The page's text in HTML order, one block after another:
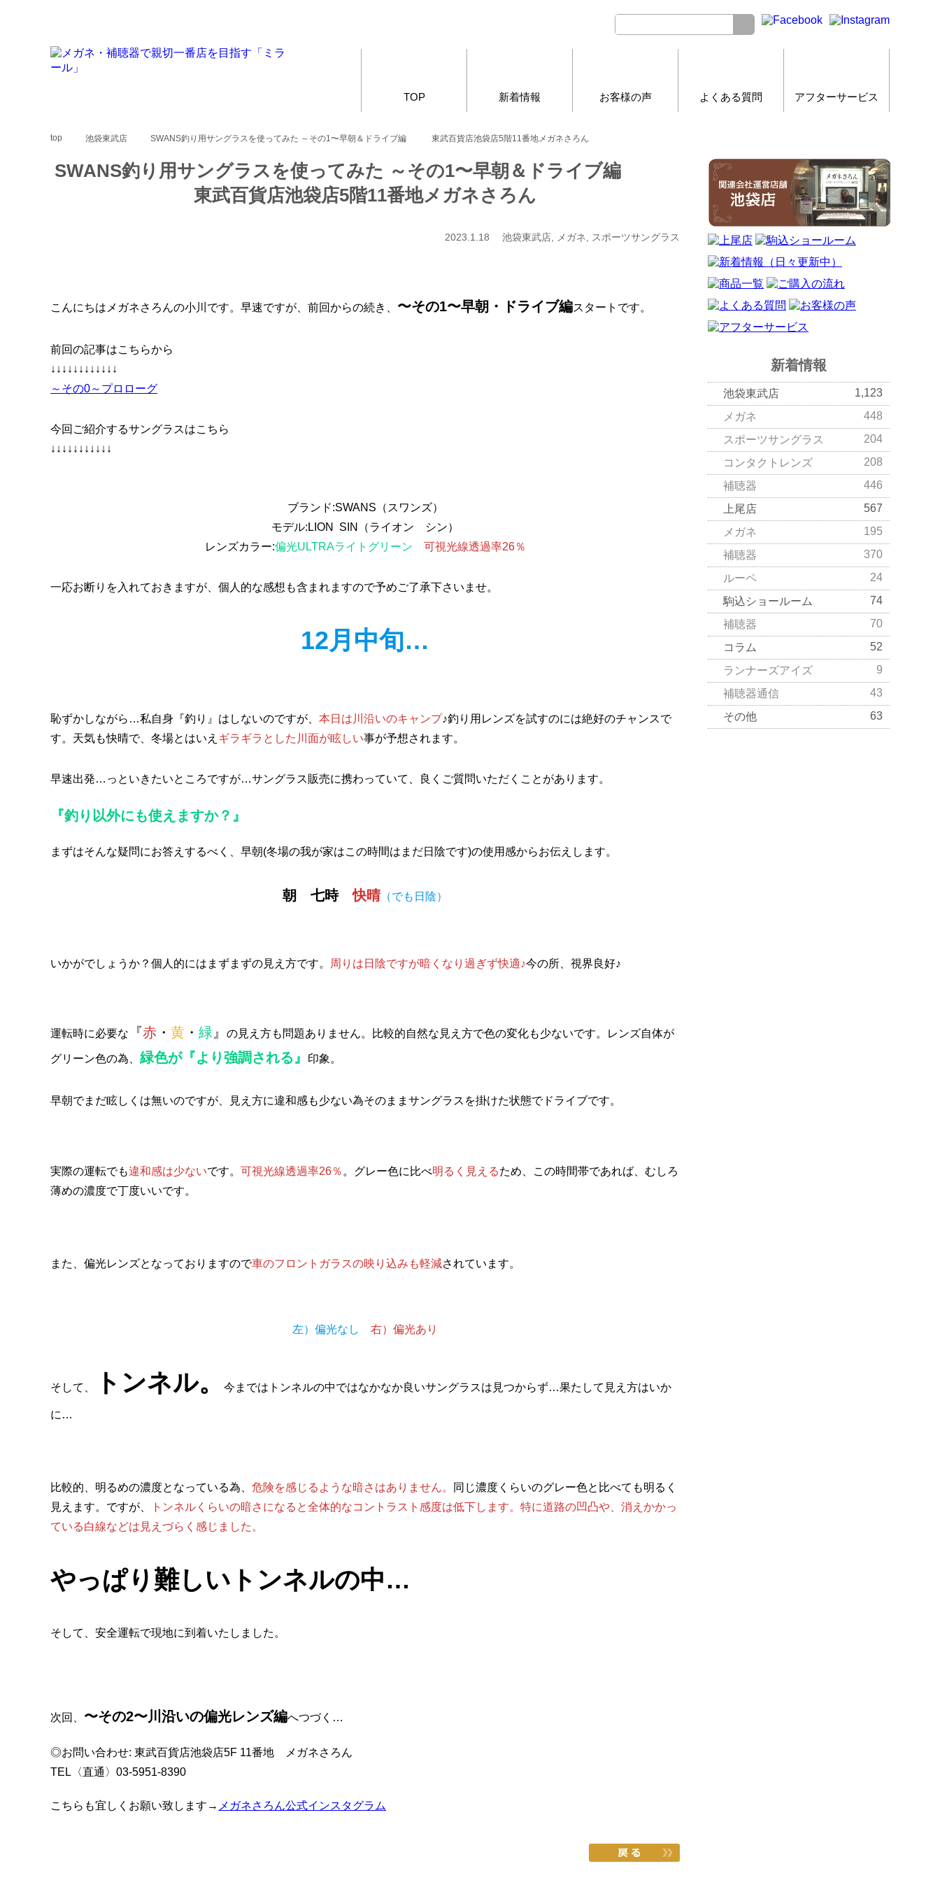
TOP 新着情報 お客様の声 よくある質問 アフターサービス
top 池袋東武店 SWANS釣り用サングラスを使ってみた ～その1〜早朝＆ドライブ編 東武百貨店池袋店5階11番地メガネさろん
SWANS釣り用サングラスを使ってみた ～その1〜早朝＆ドライブ編
東武百貨店池袋店5階11番地メガネさろん
2023.1.18 池袋東武店, メガネ, スポーツサングラス
こんにちはメガネさろんの小川です。早速ですが、前回からの続き、 〜その1〜早朝・ドライブ編スタートです。
前回の記事はこちらから
↓↓↓↓↓↓↓↓↓↓↓↓
～その0～プロローグ
今回ご紹介するサングラスはこちら
↓↓↓↓↓↓↓↓↓↓↓
ブランド:SWANS（スワンズ）
モデル:LION SIN（ライオン シン）
レンズカラー:偏光ULTRAライトグリーン 可視光線透過率26％
一応お断りを入れておきますが、個人的な感想も含まれますので予めご了承下さいませ。
12月中旬…
恥ずかしながら…私自身『釣り』はしないのですが、 本日は川沿いのキャンプ♪釣り用レンズを試すのには絶好のチャンスで
す。天気も快晴で、冬場とはいえ ギラギラとした川面が眩しい事が予想されます。
早速出発…っといきたいところですが…サングラス販売に携わっていて、良くご質問いただくことがあります。
『釣り以外にも使えますか？』
まずはそんな疑問にお答えするべく、早朝(冬場の我が家はこの時間はまだ日陰です)の使用感からお伝えします。
朝 七時快晴（でも日陰）
いかがでしょうか？個人的にはまずまずの見え方です。 周りは日陰ですが暗くなり過ぎず快適♪今の所、視界良好♪
運転時に必要な 『赤 ・ 黄 ・ 緑 』 の見え方も問題ありません。比較的自然な見え方で色の変化も少ないです。レンズ自体が
グリーン色の為、 緑色が『より強調される』 印象。
早朝でまだ眩しくは無いのですが、見え方に違和感も少ない為そのままサングラスを掛けた状態でドライブです。
実際の運転でも違和感は少ないです。 可視光線透過率26％ 。グレー色に比べ明るく見えるため、この時間帯であれば、むしろ
薄めの濃度で丁度いいです。
また、偏光レンズとなっておりますので車のフロントガラスの映り込みも軽減されています。
左）偏光なし 右）偏光あり
そして、 トンネル。 今まではトンネルの中ではなかなか良いサングラスは見つからず…果たして見え方はいか
に…
比較的、明るめの濃度となっている為、 危険を感じるような暗さはありません。
同じ濃度くらいのグレー色と比べても明るく
見えます。ですが、
トンネルくらいの暗さになると全体的なコントラスト感度は低下します。特に道路の凹凸や、消えかかっ
ている白線などは見えづらく感じました。
やっぱり難しいトンネルの中…
そして、安全運転で現地に到着いたしました。
次回、 〜その2〜川沿いの偏光レンズ編へつづく…
◎お問い合わせ: 東武百貨店池袋店5F 11番地 メガネさろん
TEL〈直通〉03-5951-8390
こちらも宜しくお願い致します→ メガネさろん公式インスタグラム
新着情報
池袋東武店
1,123
メガネ
448
スポーツサングラス
204
コンタクトレンズ
208
補聴器
446
上尾店
567
メガネ
195
補聴器
370
ルーペ
24
駒込ショールーム
74
補聴器
70
コラム
52
ランナーズアイズ
9
補聴器通信
43
その他
63